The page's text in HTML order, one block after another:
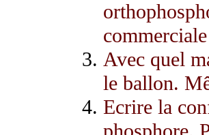
Avec quel
le ballon.
Ecrire la